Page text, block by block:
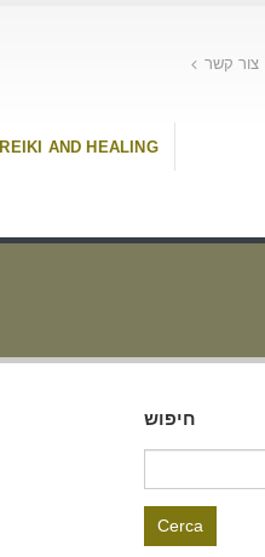
צור קשר
REIKI AND HEALING
חיפוש
per: